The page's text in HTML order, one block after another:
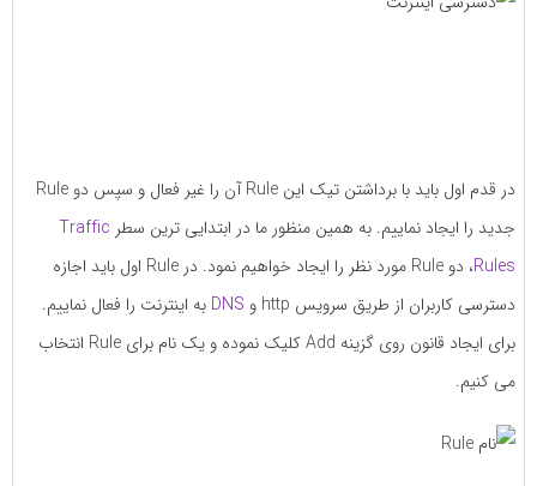
در قدم اول باید با برداشتن تیک این Rule آن را غیر فعال و سپس دو Rule
جدید را ایجاد نماییم. به همین منظور ما در ابتدایی ترین سطر Traffic
Rules
، دو Rule مورد نظر را ایجاد خواهیم نمود. در Rule اول باید اجازه
دسترسی کاربران از طریق سرویس http و
DNSبه اینترنت را فعال نماییم.
برای ایجاد قانون روی گزینه Add کلیک نموده و یک نام برای Rule انتخاب
می کنیم.